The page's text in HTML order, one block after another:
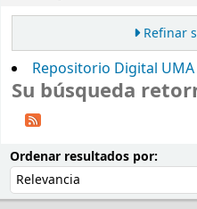
Refinar
Repositorio Digital UMA
Su búsqueda
Ordenar resultados por: